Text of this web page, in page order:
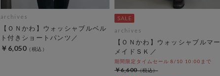
archives
【ＯＮかわ】ウォッシャブルベル
ト付きショートパンツ／
￥6,050
archives
【ＯＮかわ】ウォッシャブルマー
メイドＳＫ／
期間限定タイムセール 8/10 10:00まで
￥6,600